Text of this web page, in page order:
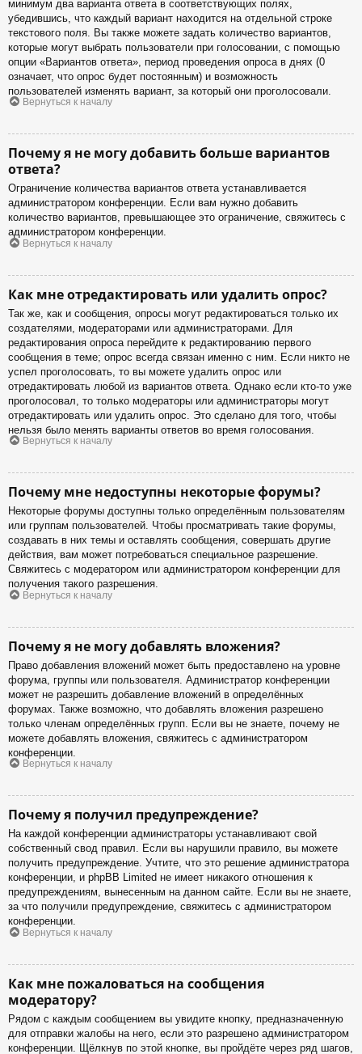
минимум два варианта ответа в соответствующих полях,
убедившись, что каждый вариант находится на отдельной строке
текстового поля. Вы также можете задать количество вариантов,
которые могут выбрать пользователи при голосовании, с помощью
опции «Вариантов ответа», период проведения опроса в днях (0
означает, что опрос будет постоянным) и возможность
пользователей изменять вариант, за который они проголосовали.
Вернуться к началу
Почему я не могу добавить больше вариантов
ответа?
Ограничение количества вариантов ответа устанавливается
администратором конференции. Если вам нужно добавить
количество вариантов, превышающее это ограничение, свяжитесь с
администратором конференции.
Вернуться к началу
Как мне отредактировать или удалить опрос?
Так же, как и сообщения, опросы могут редактироваться только их
создателями, модераторами или администраторами. Для
редактирования опроса перейдите к редактированию первого
сообщения в теме; опрос всегда связан именно с ним. Если никто не
успел проголосовать, то вы можете удалить опрос или
отредактировать любой из вариантов ответа. Однако если кто-то уже
проголосовал, то только модераторы или администраторы могут
отредактировать или удалить опрос. Это сделано для того, чтобы
нельзя было менять варианты ответов во время голосования.
Вернуться к началу
Почему мне недоступны некоторые форумы?
Некоторые форумы доступны только определённым пользователям
или группам пользователей. Чтобы просматривать такие форумы,
создавать в них темы и оставлять сообщения, совершать другие
действия, вам может потребоваться специальное разрешение.
Свяжитесь с модератором или администратором конференции для
получения такого разрешения.
Вернуться к началу
Почему я не могу добавлять вложения?
Право добавления вложений может быть предоставлено на уровне
форума, группы или пользователя. Администратор конференции
может не разрешить добавление вложений в определённых
форумах. Также возможно, что добавлять вложения разрешено
только членам определённых групп. Если вы не знаете, почему не
можете добавлять вложения, свяжитесь с администратором
конференции.
Вернуться к началу
Почему я получил предупреждение?
На каждой конференции администраторы устанавливают свой
собственный свод правил. Если вы нарушили правило, вы можете
получить предупреждение. Учтите, что это решение администратора
конференции, и phpBB Limited не имеет никакого отношения к
предупреждениям, вынесенным на данном сайте. Если вы не знаете,
за что получили предупреждение, свяжитесь с администратором
конференции.
Вернуться к началу
Как мне пожаловаться на сообщения
модератору?
Рядом с каждым сообщением вы увидите кнопку, предназначенную
для отправки жалобы на него, если это разрешено администратором
конференции. Щёлкнув по этой кнопке, вы пройдёте через ряд шагов,